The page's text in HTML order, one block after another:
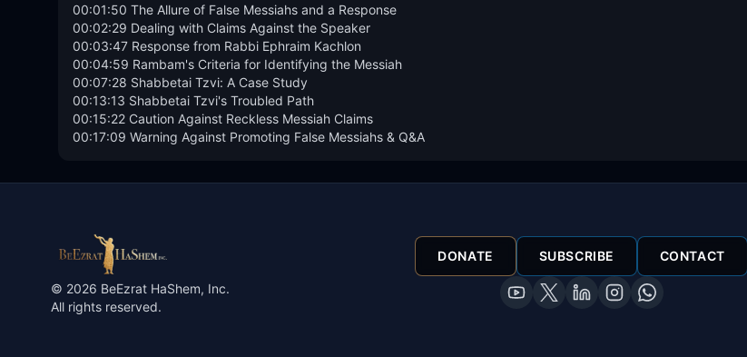
00:01:50 The Allure of False Messiahs and a Response
00:02:29 Dealing with Claims Against the Speaker
00:03:47 Response from Rabbi Ephraim Kachlon
00:04:59 Rambam's Criteria for Identifying the Messiah
00:07:28 Shabbetai Tzvi: A Case Study
00:13:13 Shabbetai Tzvi's Troubled Path
00:15:22 Caution Against Reckless Messiah Claims
00:17:09 Warning Against Promoting False Messiahs & Q&A
© 2026 BeEzrat HaShem, Inc.
All rights reserved.
DONATE SUBSCRIBE CONTACT